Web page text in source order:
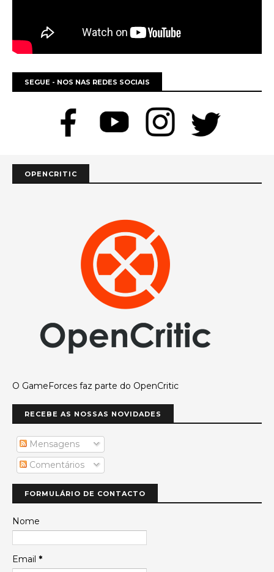
SEGUE - NOS NAS REDES SOCIAIS
OPENCRITIC
O GameForces faz parte do OpenCritic
RECEBE AS NOSSAS NOVIDADES
Mensagens
Comentários
FORMULÁRIO DE CONTACTO
Nome
Email *